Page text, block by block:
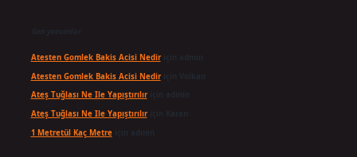
Son yorumlar
Atesten Gomlek Bakis Acisi Nediriçin
Atesten Gomlek Bakis Acisi Nediriçin
Ateş Tuğlası Ne Ile Yapıştırılıriçin
Ateş Tuğlası Ne Ile Yapıştırılıriçin
1 Metretül Kaç Metreiçin